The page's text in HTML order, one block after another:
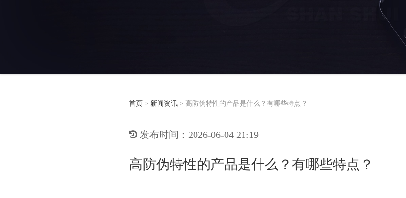
首页 > 新闻资讯 > 高防伪特性的产品是什么？有哪些特点？
发布时间：2026-06-04 21:19
高防伪特性的产品是什么？有哪些特点？